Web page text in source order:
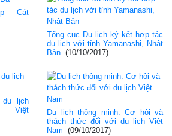
Cát
Tổng cục Du lịch ký kết hợp tác
du lịch với tỉnh Yamanashi, Nhật
Bản (10/10/2017)
du lịch
Việt
Du lịch thông minh: Cơ hội và
thách thức đối với du lịch Việt
Nam (09/10/2017)